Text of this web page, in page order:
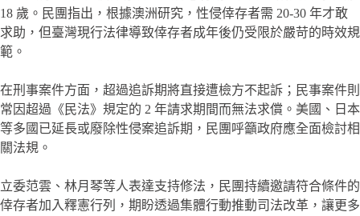
18 歲。民團指出，根據澳洲研究，性侵倖存者需 20-30 年才敢
求助，但臺灣現行法律導致倖存者成年後仍受限於嚴苛的時效規
範。
在刑事案件方面，超過追訴期將直接遭檢方不起訴；民事案件則
常因超過《民法》規定的 2 年請求期間而無法求償。美國、日本
等多國已延長或廢除性侵案追訴期，民團呼籲政府應全面檢討相
關法規。
立委范雲、林月琴等人表達支持修法，民團持續邀請符合條件的
倖存者加入釋憲行列，期盼透過集體行動推動司法改革，讓更多